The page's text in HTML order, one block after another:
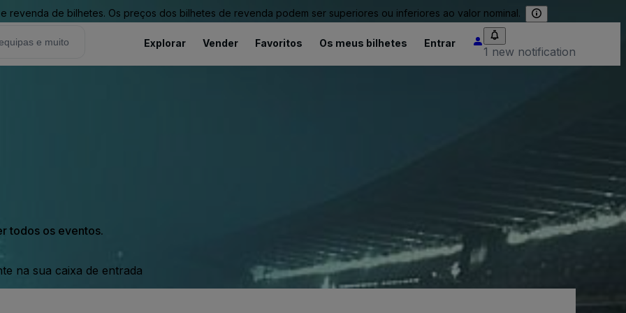
revenda de bilhetes. Os preços dos bilhetes de revenda podem ser superiores ou inferiores ao valor nominal.
Explorar Vender Favoritos Os meus bilhetes Entrar
1 new notification
todos os eventos.
na sua caixa de entrada